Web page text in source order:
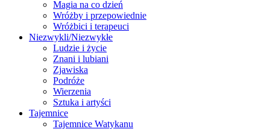
Magia na co dzień
Wróżby i przepowiednie
Wróżbici i terapeuci
Niezwykli/Niezwykłe
Ludzie i życie
Znani i lubiani
Zjawiska
Podróże
Wierzenia
Sztuka i artyści
Tajemnice
Tajemnice Watykanu